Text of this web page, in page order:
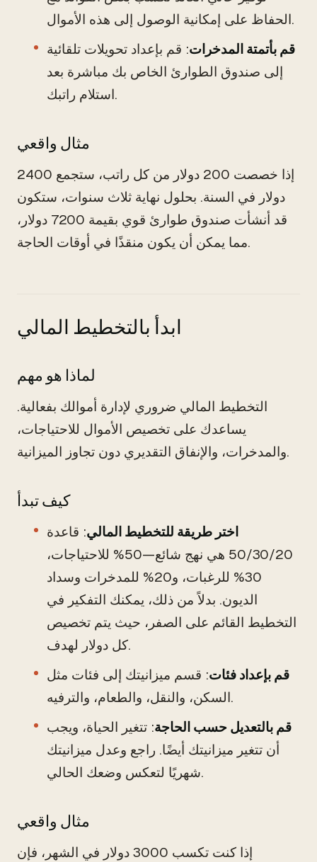
الحفاظ على إمكانية الوصول إلى هذه الأموال.
قم بأتمتة المدخرات: قم بإعداد تحويلات تلقائية
إلى صندوق الطوارئ الخاص بك مباشرة بعد
استلام راتبك.
مثال واقعي
إذا خصصت 200 دولار من كل راتب، ستجمع 2400
دولار في السنة. بحلول نهاية ثلاث سنوات، ستكون
قد أنشأت صندوق طوارئ قوي بقيمة 7200 دولار،
مما يمكن أن يكون منقذًا في أوقات الحاجة.
ابدأ بالتخطيط المالي
لماذا هو مهم
التخطيط المالي ضروري لإدارة أموالك بفعالية.
يساعدك على تخصيص الأموال للاحتياجات،
والمدخرات، والإنفاق التقديري دون تجاوز الميزانية.
كيف تبدأ
اختر طريقة للتخطيط المالي: قاعدة
50/30/20 هي نهج شائع—50% للاحتياجات،
30% للرغبات، و20% للمدخرات وسداد
الديون. بدلاً من ذلك، يمكنك التفكير في
التخطيط القائم على الصفر، حيث يتم تخصيص
كل دولار لهدف.
قم بإعداد فئات: قسم ميزانيتك إلى فئات مثل
السكن، والنقل، والطعام، والترفيه.
قم بالتعديل حسب الحاجة: تتغير الحياة، ويجب
أن تتغير ميزانيتك أيضًا. راجع وعدل ميزانيتك
شهريًا لتعكس وضعك الحالي.
مثال واقعي
إذا كنت تكسب 3000 دولار في الشهر، فإن